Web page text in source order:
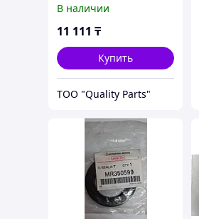
В наличии
11 111 ₸
Купить
ТОО "Quality Parts"